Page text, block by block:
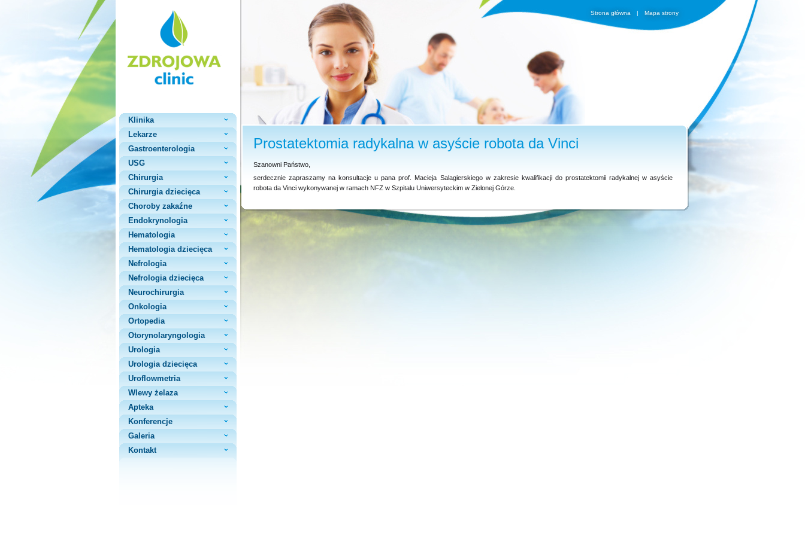
Klinika
Lekarze
Gastroenterologia
USG
Chirurgia
Chirurgia dziecięca
Choroby zakaźne
Endokrynologia
Hematologia
Hematologia dziecięca
Nefrologia
Nefrologia dziecięca
Neurochirurgia
Onkologia
Ortopedia
Otorynolaryngologia
Urologia
Urologia dziecięca
Uroflowmetria
Wlewy żelaza
Apteka
Konferencje
Galeria
Kontakt
Strona główna | Mapa strony
Prostatektomia radykalna w asyście robota da Vinci
Szanowni Państwo,
serdecznie zapraszamy na konsultacje u pana prof. Macieja Salagierskiego w zakresie kwalifikacji do prostatektomii radykalnej w asyście
robota da Vinci wykonywanej w ramach NFZ w Szpitalu Uniwersyteckim w Zielonej Górze.